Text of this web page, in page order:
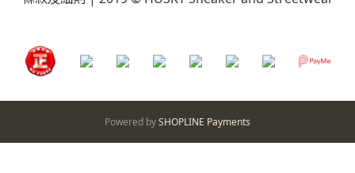
Powered bySHOPLINE Payments